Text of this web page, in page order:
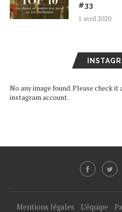
#33
1 avril 2020
No any image found. Please check
instagram account.
Mentions légales L’équipe